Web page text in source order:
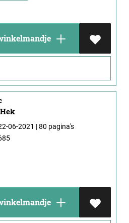
06-2021 | 80 pagina's